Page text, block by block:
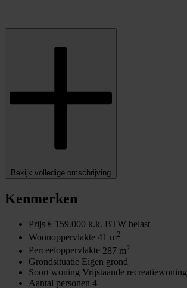
Bekijk volledige omschrijving
Kenmerken
Prijs € 159.000 k.k. BTW belast
Woonoppervlakte 41 m2
Perceeloppervlakte 287 m2
Grondsituatie Eigen grond
Soort woning Vrijstaande recreatiewoning
Aantal personen 4